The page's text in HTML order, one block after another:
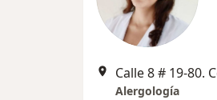
Alergología